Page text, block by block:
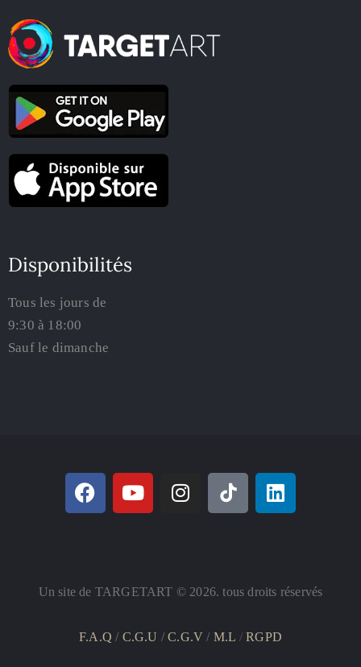
Disponibilités
Tous les jours de
9:30 à 18:00
Sauf le dimanche
Un site de TARGETART © 2026. tous droits réservés
F.A.Q / C.G.U /C.G.V/ M.L /RGPD